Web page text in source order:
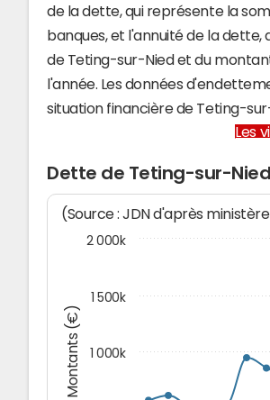
de la dette, qui représente la
banques, et l'annuité de la
de Teting-sur-Nied et du
l'année. Les données
situation financière de Teting-
Les
Dette de Teting-sur-Nied
Montants (€)
(Source : JDN d'après
1 000k
1 500k
2 000k